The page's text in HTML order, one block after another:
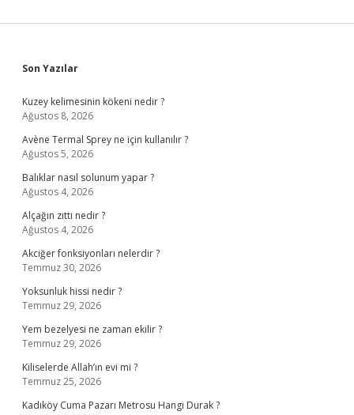
Sidebar
Son Yazılar
Kuzey kelimesinin kökeni nedir ?
Ağustos 8, 2026
Avène Termal Sprey ne için kullanılır ?
Ağustos 5, 2026
Balıklar nasıl solunum yapar ?
Ağustos 4, 2026
Alçağın zıttı nedir ?
Ağustos 4, 2026
Akciğer fonksiyonları nelerdir ?
Temmuz 30, 2026
Yoksunluk hissi nedir ?
Temmuz 29, 2026
Yem bezelyesi ne zaman ekilir ?
Temmuz 29, 2026
Kiliselerde Allah’ın evi mi ?
Temmuz 25, 2026
Kadıköy Cuma Pazarı Metrosu Hangi Durak ?